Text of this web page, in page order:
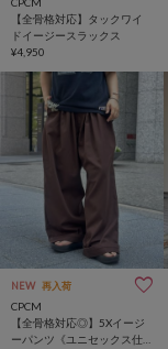
【全骨格対応】タックワイ
ドイージースラックス
¥4,950
NEW 再入荷
CPCM
【全骨格対応◎】5Xイージ
ーパンツ《ユニセックス仕